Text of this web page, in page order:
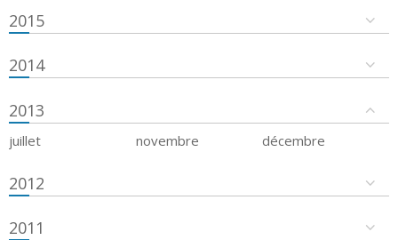
2015
2014
2013
juillet novembre décembre
2012
2011